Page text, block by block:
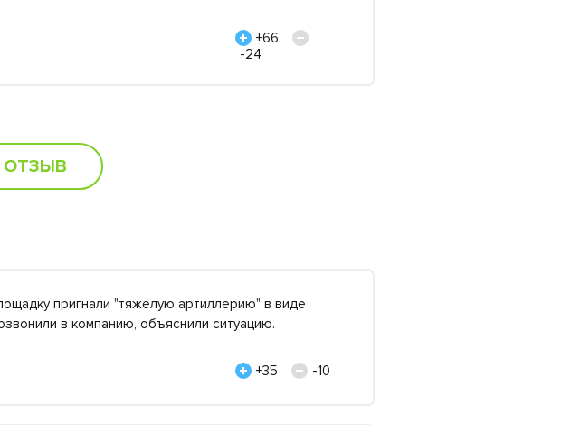
+66
-24
ОТЗЫВ
пригнали "тяжелую артиллерию" в виде
в компанию, объяснили ситуацию.
+35
-10